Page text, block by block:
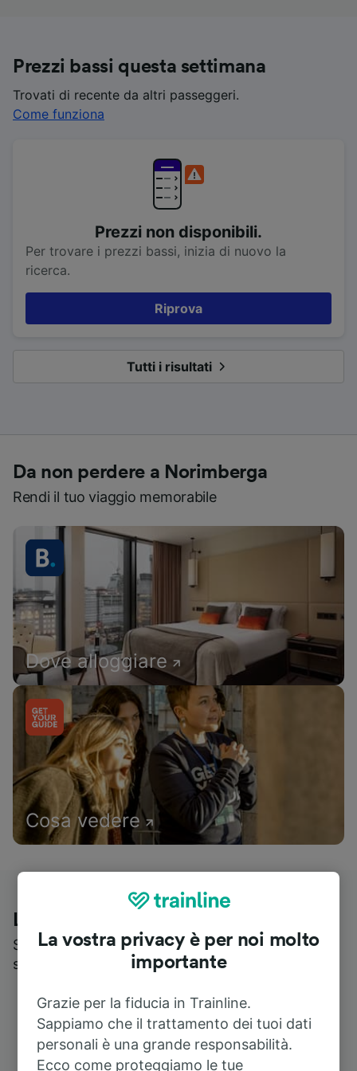
Prezzi bassi questa settimana
Trovati di recente da altri passeggeri.
Come funziona
Prezzi non disponibili.
Per trovare i prezzi bassi, inizia di nuovo la
ricerca.
Riprova
Tutti i risultati
Da non perdere a Norimberga
Rendi il tuo viaggio memorabile
Dove alloggiare
Cosa vedere
Le recensioni dei nostri viaggiatori
Scopri cosa pensa realmente chi utilizza i nostri
servizi
La vostra privacy è per noi molto
importante
Grazie per la fiducia in Trainline.
Sappiamo che il trattamento dei tuoi dati
personali è una grande responsabilità.
Ecco come proteggiamo le tue